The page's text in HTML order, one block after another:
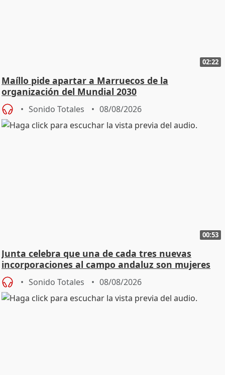
02:22
Maíllo pide apartar a Marruecos de la
organización del Mundial 2030
Sonido Totales 08/08/2026
00:53
Junta celebra que una de cada tres nuevas
incorporaciones al campo andaluz son mujeres
jóvenes
Sonido Totales 08/08/2026